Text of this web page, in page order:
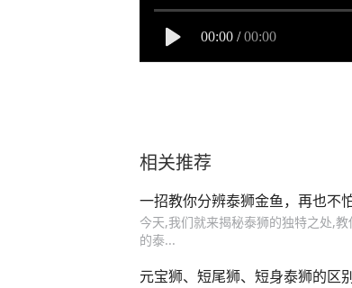
00:00 / 00:00
相关推荐
一招教你分辨泰狮金鱼，再也不
今天,我们就来揭秘泰狮的独特之处,
的泰...
元宝狮、短尾狮、短身泰狮的区